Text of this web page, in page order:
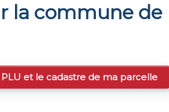
la commune de
et le cadastre de ma parcelle